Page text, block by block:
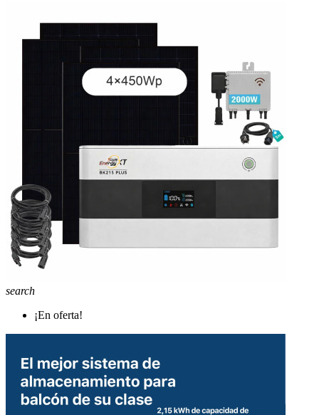
search
¡En oferta!